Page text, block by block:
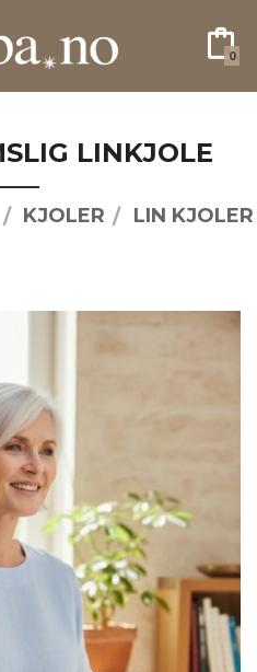
0
LINKJOLE
KJOLER LIN KJOLER